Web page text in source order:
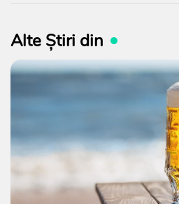
Alte Știri din